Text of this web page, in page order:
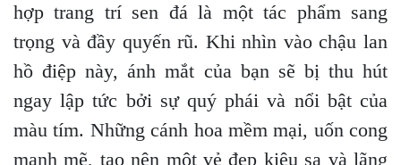
hợp trang trí sen đá là một tác phẩm sang
trọng và đầy quyến rũ. Khi nhìn vào chậu lan
hồ điệp này, ánh mắt của bạn sẽ bị thu hút
ngay lập tức bởi sự quý phái và nổi bật của
màu tím. Những cánh hoa mềm mại, uốn cong
mạnh mẽ, tạo nên một vẻ đẹp kiêu sa và lãng